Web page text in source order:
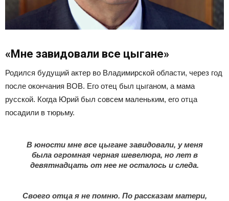
«Мне завидовали все цыгане»
Родился будущий актер во Владимирской области, через год
после окончания ВОВ. Его отец был цыганом, а мама
русской. Когда Юрий был совсем маленьким, его отца
посадили в тюрьму.
В юности мне все цыгане завидовали, у меня
была огромная черная шевелюра, но лет в
девятнадцать от нее не осталось и следа.
Своего отца я не помню. По рассказам матери,